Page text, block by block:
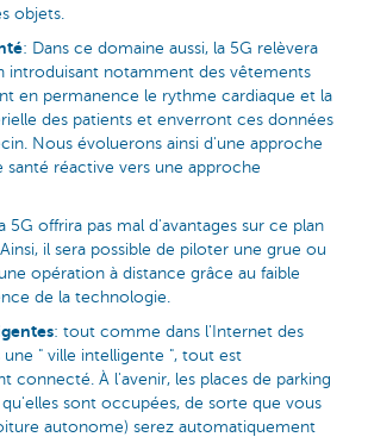
objets.
: Dans ce domaine aussi, la 5G relèvera
introduisant notamment des vêtements
en permanence le rythme cardiaque et la
des patients et enverront ces données
Nous évoluerons ainsi d'une approche
santé réactive vers une approche
5G offrira pas mal d'avantages sur ce plan
il sera possible de piloter une grue ou
opération à distance grâce au faible
de la technologie.
: tout comme dans l'Internet des
une " ville intelligente ", tout est
connecté. À l'avenir, les places de parking
sont occupées, de sorte que vous
autonome) serez automatiquement